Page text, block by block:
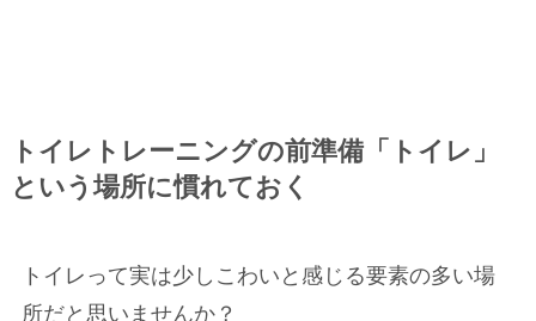
トイレトレーニングの前準備「トイレ」
という場所に慣れておく
トイレって実は少しこわいと感じる要素の多い場
所だと思いませんか？